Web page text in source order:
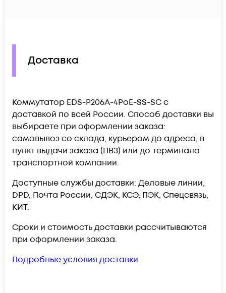
Доставка
Коммутатор EDS-P206A-4PoE-SS-SC c
доставкой по всей России. Способ доставки вы
выбираете при оформлении заказа:
самовывоз со склада, курьером до адреса, в
пункт выдачи заказа (ПВЗ) или до терминала
транспортной компании.
Доступные службы доставки: Деловые линии,
DPD, Почта России, СДЭК, КСЭ, ПЭК, Спецсвязь,
КИТ.
Сроки и стоимость доставки рассчитываются
при оформлении заказа.
Подробные условия доставки